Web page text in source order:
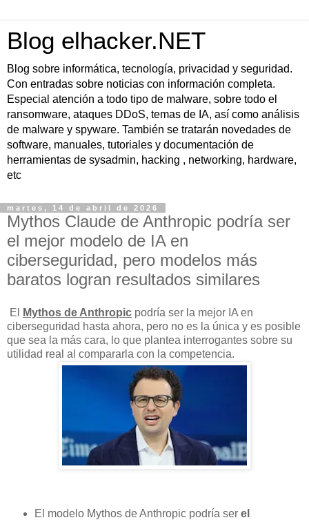
Blog elhacker.NET
Blog sobre informática, tecnología, privacidad y seguridad.
Con entradas sobre noticias con información completa.
Especial atención a todo tipo de malware, sobre todo el
ransomware, ataques DDoS, temas de IA, así como análisis
de malware y spyware. También se tratarán novedades de
software, manuales, tutoriales y documentación de
herramientas de sysadmin, hacking , networking, hardware,
etc
martes, 14 de abril de 2026
Mythos Claude de Anthropic podría ser
el mejor modelo de IA en
ciberseguridad, pero modelos más
baratos logran resultados similares
El Mythos de Anthropic podría ser la mejor IA en
ciberseguridad hasta ahora, pero no es la única y es posible
que sea la más cara, lo que plantea interrogantes sobre su
utilidad real al compararla con la competencia.
El modelo Mythos de Anthropic podría ser el